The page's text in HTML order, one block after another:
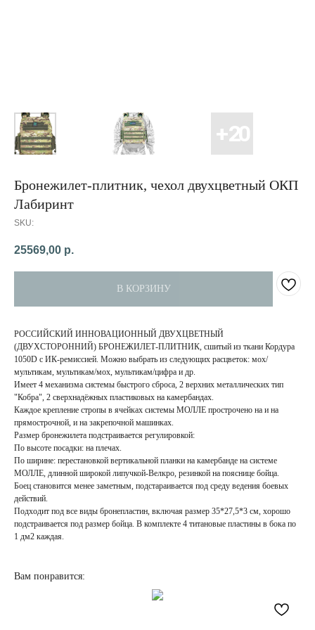
Бронежилет-плитник, чехол двухцветный ОКП
Лабиринт
SKU:
25569,00 р.
В КОРЗИНУ
РОССИЙСКИЙ ИННОВАЦИОННЫЙ ДВУХЦВЕТНЫЙ
(ДВУХСТОРОННИЙ) БРОНЕЖИЛЕТ-ПЛИТНИК, сшитый из ткани Кордура
1050D с ИК-ремиссией. Можно выбрать из следующих расцветок: мох/
мультикам, мультикам/мох, мультикам/цифра и др.
Имеет 4 механизма системы быстрого сброса, 2 верхних металлических тип
"Кобра", 2 сверхнадёжных пластиковых на камербандах.
Каждое крепление стропы в ячейках системы МОЛЛЕ прострочено на и на
прямострочной, и на закрепочной машинках.
Размер бронежилета подстраивается регулировкой:
По высоте посадки: на плечах.
По ширине: перестановкой вертикальной планки на камербанде на системе
МОЛЛЕ, длинной широкой липучкой-Велкро, резинкой на пояснице бойца.
Боец становится менее заметным, подстараивается под среду ведения боевых
действий.
Подходит под все виды бронепластин, включая размер 35*27,5*3 см, хорошо
подстраивается под размер бойца. В комплекте 4 титановые пластины в бока по
1 дм2 каждая.
Вам понравится: